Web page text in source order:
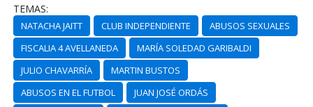
TEMAS:
NATACHA JAITT CLUB INDEPENDIENTE
ABUSOS SEXUALES
FISCALIA 4 AVELLANEDA
MARÍA SOLEDAD GARIBALDI
JULIO CHAVARRÍA
MARTIN BUSTOS
ABUSOS EN EL FUTBOL
JUAN JOSÉ ORDÁS